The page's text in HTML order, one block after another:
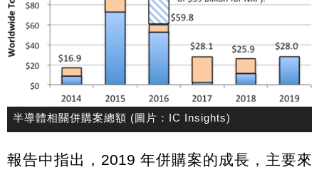
半導體相關併購案總額 (圖片：IC Insights)
報告中指出，2019 年併購案的成長，主要來